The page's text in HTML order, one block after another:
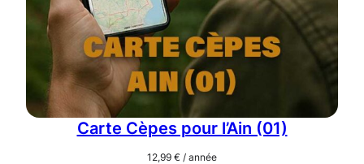
Carte Cèpes pour l’Ain (01)
12,99 € / année